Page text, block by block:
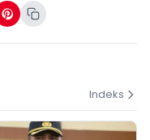
Indeks